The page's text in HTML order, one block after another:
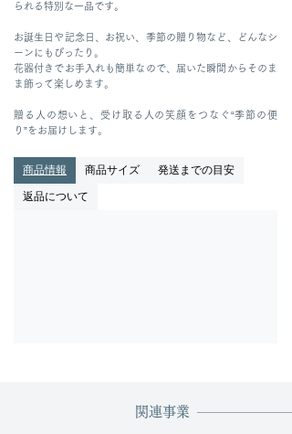
られる特別な一品です。
お誕生日や記念日、お祝い、季節の贈り物など、どんなシ
ーンにもぴったり。
花器付きでお手入れも簡単なので、届いた瞬間からそのま
ま飾って楽しめます。
贈る人の想いと、受け取る人の笑顔をつなぐ“季節の便
り”をお届けします。
商品情報 商品サイズ
発送までの目安
返品について
関連事業